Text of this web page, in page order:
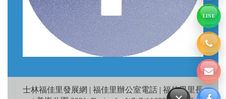
士林福佳里發展網 | 福佳里辦公室電話 | 福佳里里長
LINE